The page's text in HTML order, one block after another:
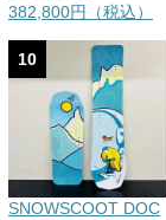
382,800円（税込）
10
SNOWSCOOT DOC